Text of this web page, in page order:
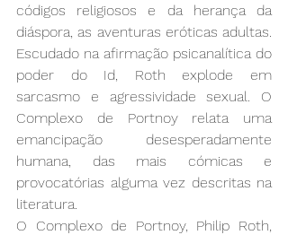
códigos religiosos e da herança da
diáspora, as aventuras eróticas adultas.
Escudado na afirmação psicanalítica do
poder do Id, Roth explode em
sarcasmo e agressividade sexual. O
Complexo de Portnoy relata uma
emancipação desesperadamente
humana, das mais cómicas e
provocatórias alguma vez descritas na
literatura.
O Complexo de Portnoy, Philip Roth,